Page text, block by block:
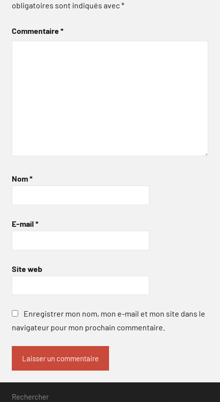
obligatoires sont indiqués avec*
Commentaire*
Nom*
E-mail *
Site web
Enregistrer mon nom, mon e-mail et mon site dans le
navigateur pour mon prochain commentaire.
Rechercher